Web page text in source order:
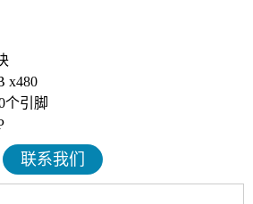
x480
个引脚
联系我们